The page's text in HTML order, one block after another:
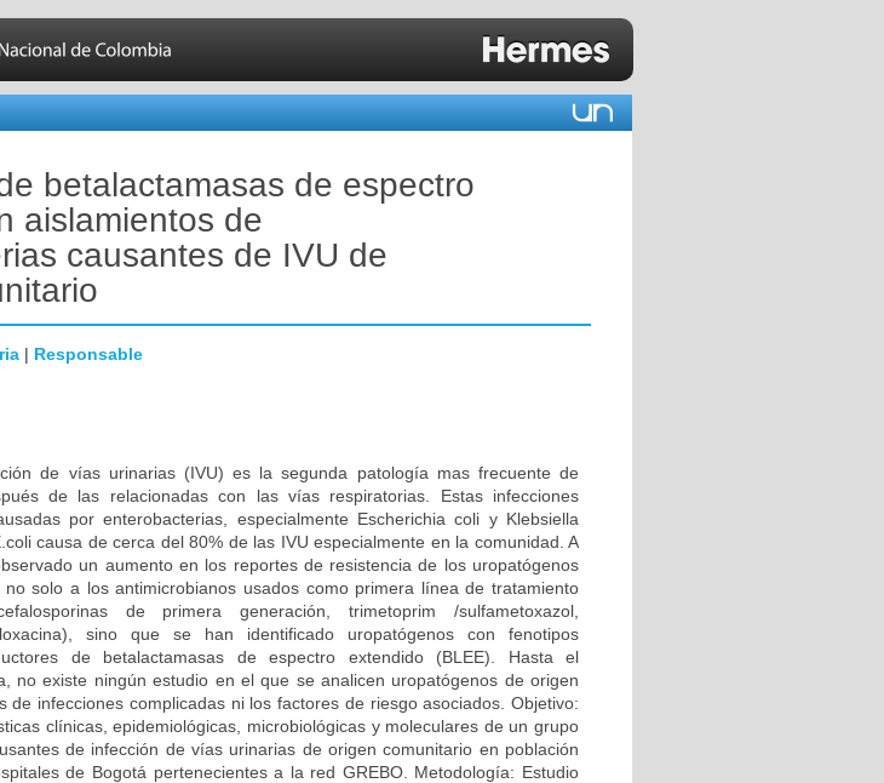
betalactamasas de espectro
aislamientos de
causantes de IVU de
| Responsable
de vías urinarias (IVU) es la segunda patología mas frecuente de
de las relacionadas con las vías respiratorias. Estas infecciones
por enterobacterias, especialmente Escherichia coli y Klebsiella
causa de cerca del 80% de las IVU especialmente en la comunidad. A
un aumento en los reportes de resistencia de los uropatógenos
solo a los antimicrobianos usados como primera línea de tratamiento
de primera generación, trimetoprim /sulfametoxazol,
sino que se han identificado uropatógenos con fenotipos
de betalactamasas de espectro extendido (BLEE). Hasta el
no existe ningún estudio en el que se analicen uropatógenos de origen
de infecciones complicadas ni los factores de riesgo asociados. Objetivo:
clínicas, epidemiológicas, microbiológicas y moleculares de un grupo
de infección de vías urinarias de origen comunitario en población
de Bogotá pertenecientes a la red GREBO. Metodología: Estudio